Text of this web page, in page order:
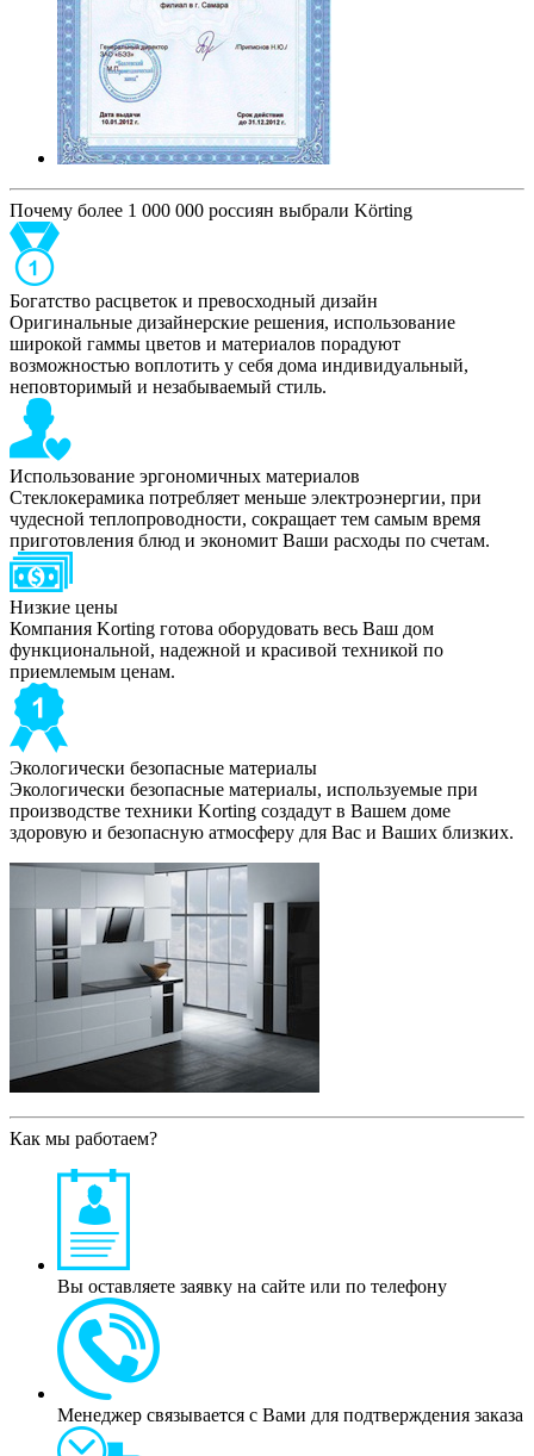
Почему более 1 000 000 россиян выбрали Körting
Богатство расцветок и превосходный дизайн
Оригинальные дизайнерские решения, использование
широкой гаммы цветов и материалов порадуют
возможностью воплотить у себя дома индивидуальный,
неповторимый и незабываемый стиль.
Использование эргономичных материалов
Стеклокерамика потребляет меньше электроэнергии, при
чудесной теплопроводности, сокращает тем самым время
приготовления блюд и экономит Ваши расходы по счетам.
Низкие цены
Компания Korting готова оборудовать весь Ваш дом
функциональной, надежной и красивой техникой по
приемлемым ценам.
Экологически безопасные материалы
Экологически безопасные материалы, используемые при
производстве техники Korting создадут в Вашем доме
здоровую и безопасную атмосферу для Вас и Ваших близких.
Как мы работаем?
Вы оставляете заявку на сайте или по телефону
Менеджер связывается с Вами для подтверждения заказа